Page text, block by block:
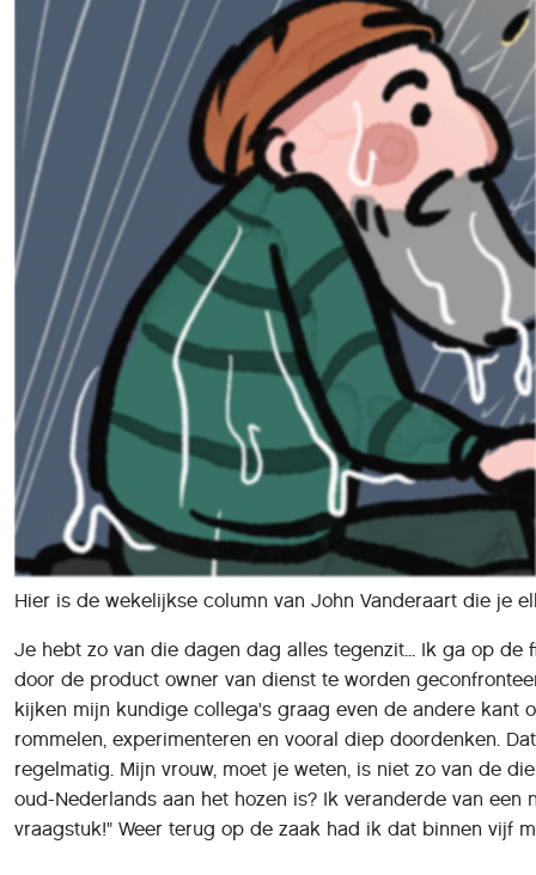
Hier is de wekelijkse column van John Vanderaart die je
Je hebt zo van die dagen dag alles tegenzit... Ik ga op
door de product owner van dienst te worden
kijken mijn kundige collega's graag even de andere kant
rommelen, experimenteren en vooral diep doordenken.
regelmatig. Mijn vrouw, moet je weten, is niet zo van de
oud-Nederlands aan het hozen is? Ik veranderde van
vraagstuk!" Weer terug op de zaak had ik dat binnen vijf